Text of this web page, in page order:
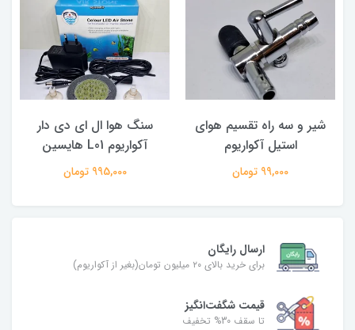
شیر و سه راه تقسیم هوای
استیل آکواریوم
99,000 تومان
سنگ هوا ال ای دی دار
آکواریوم L01 هایسین
995,000 تومان
ارسال رایگان
برای خرید بالای ۲۰ میلیون تومان(بغیر از آکواریوم)
قیمت شگفت‌انگیز
تا سقف 30% تخفیف